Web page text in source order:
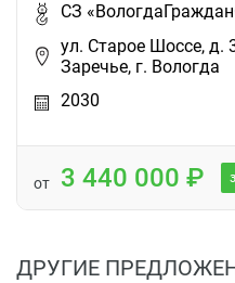
СЗ
ул. Старое Шоссе, д.
Заречье, г. Вологда
2030
от 3 440 000
ДРУГИЕ